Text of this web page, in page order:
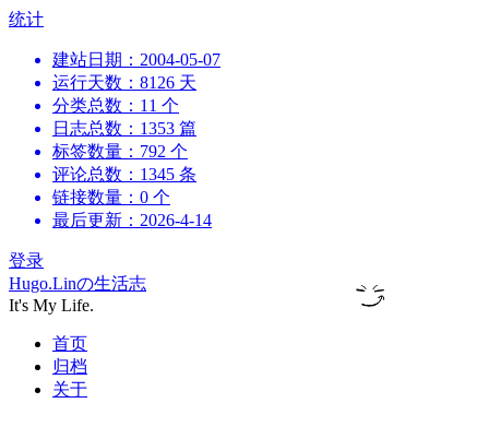
跳
统计
建站日期：2004-05-07
运行天数：8126 天
分类总数：11 个
日志总数：1353 篇
标签数量：792 个
评论总数：1345 条
链接数量：0 个
最后更新：2026-4-14
登录
Hugo.Linの生活志
It's My Life.
首页
归档
关于